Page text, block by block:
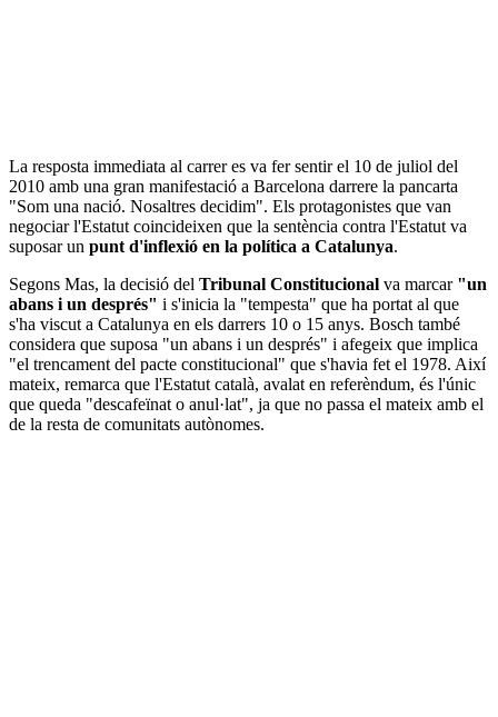
La resposta immediata al carrer es va fer sentir el 10 de juliol del
2010 amb una gran manifestació a Barcelona darrere la pancarta
"Som una nació. Nosaltres decidim". Els protagonistes que van
negociar l'Estatut coincideixen que la sentència contra l'Estatut va
suposar un punt d'inflexió en la política a Catalunya.
Segons Mas, la decisió del Tribunal Constitucional va marcar "un
abans i un després" i s'inicia la "tempesta" que ha portat al que
s'ha viscut a Catalunya en els darrers 10 o 15 anys. Bosch també
considera que suposa "un abans i un després" i afegeix que implica
"el trencament del pacte constitucional" que s'havia fet el 1978. Així
mateix, remarca que l'Estatut català, avalat en referèndum, és l'únic
que queda "descafeïnat o anul·lat", ja que no passa el mateix amb el
de la resta de comunitats autònomes.